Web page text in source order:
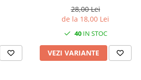
100 buc
28,00 Lei
de la 18,00 Lei
40IN STOC
VEZI VARIANTE